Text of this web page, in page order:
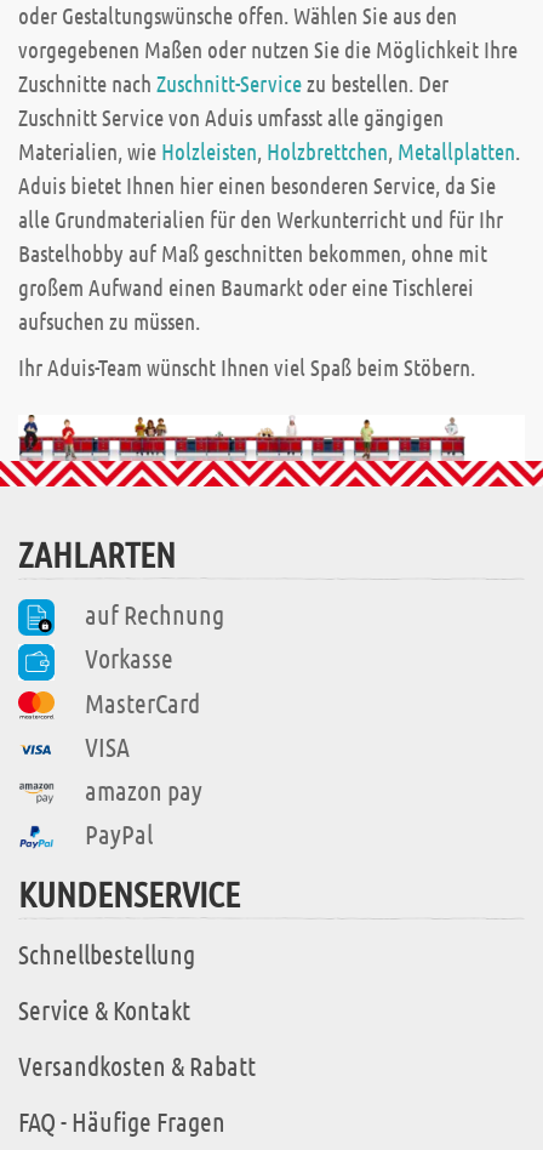
oder Gestaltungswünsche offen. Wählen Sie aus den
vorgegebenen Maßen oder nutzen Sie die Möglichkeit Ihre
Zuschnitte nach Zuschnitt-Servicezu bestellen. Der
Zuschnitt Service von Aduis umfasst alle gängigen
Materialien, wie Holzleisten, Holzbrettchen, Metallplatten.
Aduis bietet Ihnen hier einen besonderen Service, da Sie
alle Grundmaterialien für den Werkunterricht und für Ihr
Bastelhobby auf Maß geschnitten bekommen, ohne mit
großem Aufwand einen Baumarkt oder eine Tischlerei
aufsuchen zu müssen.
Ihr Aduis-Team wünscht Ihnen viel Spaß beim Stöbern.
ZAHLARTEN
auf Rechnung
Vorkasse
MasterCard
VISA
amazon pay
PayPal
KUNDENSERVICE
Schnellbestellung
Service & Kontakt
Versandkosten & Rabatt
FAQ - Häufige Fragen